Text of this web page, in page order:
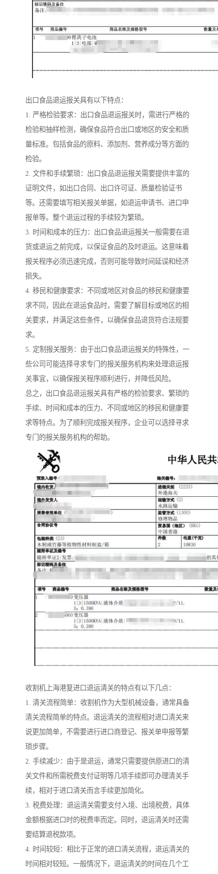
出口食品退运报关具有以下特点：
1. 严格检验要求：出口食品退运报关时，需进行严格的
检验和抽样检测，确保食品符合出口或地区的安全和质
量标准。包括食品的原料、添加剂、营养成分等方面的
检验。
2. 文件和手续繁琐：出口食品退运报关需要提供丰富的
证明文件，如出口合同、出口许可证、质量检验证书
等。还需要填写相关报关单据，如退运申请书、进口申
报单等。整个退运过程的手续较为繁琐。
3. 时间和成本的压力：出口食品退运报关一般需要在退
货或退运之前完成，以保证食品的及时退运。这意味着
报关程序必须迅速完成，否则可能导致时间延误和经济
损失。
4. 移民和健康要求：不同或地区对食品的移民和健康要
求不同，因此在退运食品时，需要了解目标或地区的相
关要求，并满足这些条件，以确保食品退货符合法规要
求。
5. 定制报关服务：由于出口食品退运报关的特殊性，一
些公司可能选择寻求专门的报关服务机构来处理退运报
关事宜，以确保报关程序顺利进行，并降低风险。
总之，出口食品退运报关具有严格的检验要求、繁琐的
手续、时间和成本的压力、不同或地区的移民和健康要
求等特点。为了顺利完成报关程序，企业可以选择寻求
专门的报关服务机构的帮助。
收割机上海港复进口退运清关的特点有以下几点：
1. 清关流程简单：收割机作为大型机械设备，通常具备
清关流程简单的特点。退运清关的流程相对进口清关来
说更加简单，不需要进行进口商登记、报关单申报等繁
琐步骤。
2. 手续减少：由于是退运，通常只需要提供原进口的清
关文件和所需税费支付证明等几项手续即可办理清关手
续，相对于进口清关而言手续更加简化。
3. 税费处理：退运清关需要支付入境、出境税费，具体
金额根据进口时的税费率而定。同时，退运清关时还需
要结算退税款项。
4. 时间较短：相比于正常的进口清关流程，退运清关的
时间相对较短。一般情况下，退运清关的时间在几个工